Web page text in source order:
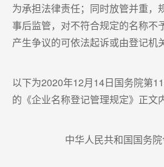
为承担法律责任；同时放管并重，
事后监管，对不符合规定的名称不
产生争议的可依法起诉或由登记机
以下为2020年12月14日国务院第
的《企业名称登记管理规定》正文
中华人民共和国国务